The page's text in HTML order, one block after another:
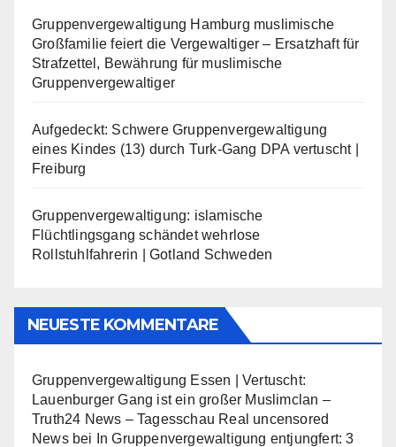
Gruppenvergewaltigung Hamburg muslimische
Großfamilie feiert die Vergewaltiger – Ersatzhaft für
Strafzettel, Bewährung für muslimische
Gruppenvergewaltiger
Aufgedeckt: Schwere Gruppenvergewaltigung
eines Kindes (13) durch Turk-Gang DPA vertuscht |
Freiburg
Gruppenvergewaltigung: islamische
Flüchtlingsgang schändet wehrlose
Rollstuhlfahrerin | Gotland Schweden
NEUESTE KOMMENTARE
Gruppenvergewaltigung Essen | Vertuscht:
Lauenburger Gang ist ein großer Muslimclan –
Truth24 News – Tagesschau Real uncensored
Newsbei
In Gruppenvergewaltigung entjungfert: 3